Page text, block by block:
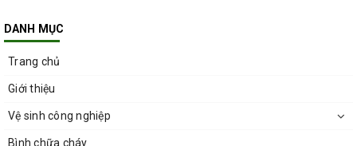
DANH MỤC
Trang chủ
Giới thiệu
Vệ sinh công nghiệp
Bình chữa cháy